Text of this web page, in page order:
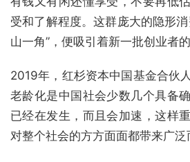
受和了解程度。这群庞大的隐形
山一角”，便吸引着新一批创业者的
2019年，红杉资本中国基金合伙
老龄化是中国社会少数几个具备
已经在发生，而且会加速，这样
对整个社会的方方面面都带来广泛